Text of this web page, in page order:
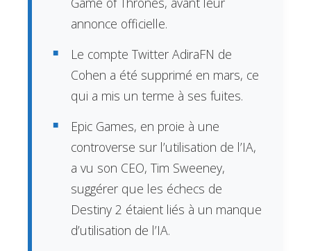
annonce officielle.
Le compte Twitter AdiraFN de
Cohen a été supprimé en mars, ce
qui a mis un terme à ses fuites.
Epic Games, en proie à une
controverse sur l’utilisation de l’IA,
a vu son CEO, Tim Sweeney,
suggérer que les échecs de
Destiny 2 étaient liés à un manque
d’utilisation de l’IA.